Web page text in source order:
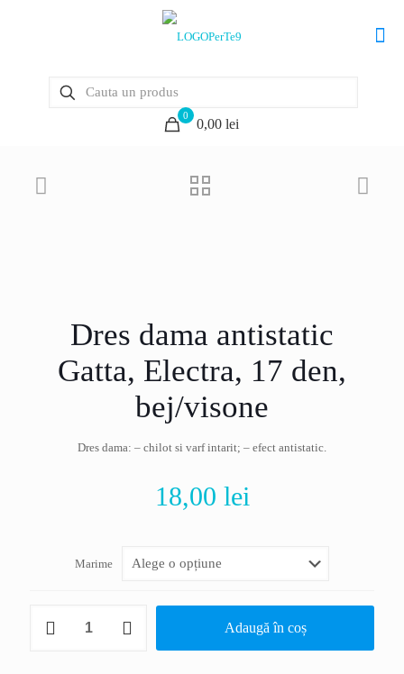
0
0,00 lei
Dres dama antistatic
Gatta, Electra, 17 den,
bej/visone
Dres dama: – chilot si varf intarit; – efect antistatic.
18,00 lei
Marime
Adaugă în coș